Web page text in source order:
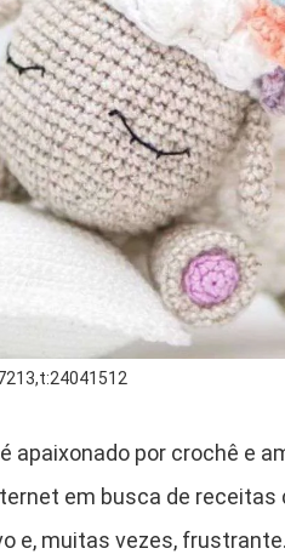
apaixonado por crochê e
em busca de
e, muitas vezes,